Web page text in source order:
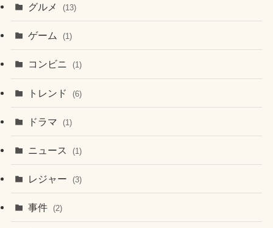
グルメ (13)
ゲーム (1)
コンビニ (1)
トレンド (6)
ドラマ (1)
ニュース (1)
レジャー (3)
事件 (2)